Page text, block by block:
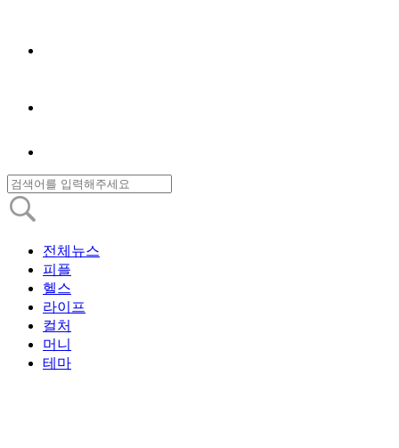
전체뉴스
피플
헬스
라이프
컬처
머니
테마